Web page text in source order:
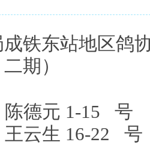
铁东站地区鸽
期）
陈德元 1-15 号
王云生 16-22 号